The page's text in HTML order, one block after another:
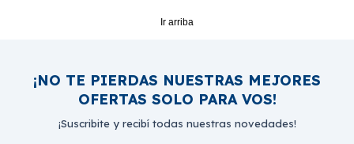
Ir arriba
¡NO TE PIERDAS NUESTRAS MEJORES
OFERTAS SOLO PARA VOS!
¡Suscribite y recibí todas nuestras novedades!